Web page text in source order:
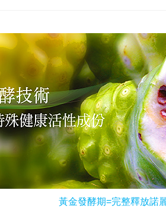
黃金發酵期=完整釋放諾